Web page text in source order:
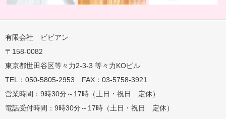
用地球の恵みを シャワー
有限会社 ビビアン
〒158-0082
東京都世田谷区等々力2-3-3 等々力KOビル
TEL：050-5805-2953 FAX：03-5758-3921
営業時間：9時30分～17時（土日・祝日 定休）
電話受付時間：9時30分～17時（土日・祝日 定休）